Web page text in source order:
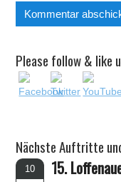
Please follow & like
Nächste Auftritte
10 15.